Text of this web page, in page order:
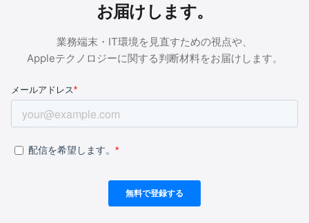
お届けします。
業務端末・IT環境を見直すための視点や、
Appleテクノロジーに関する判断材料をお届けします。